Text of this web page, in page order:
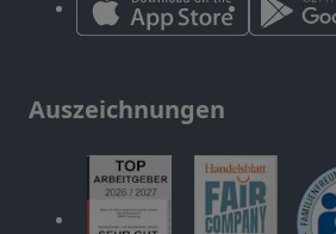
Auszeichnungen